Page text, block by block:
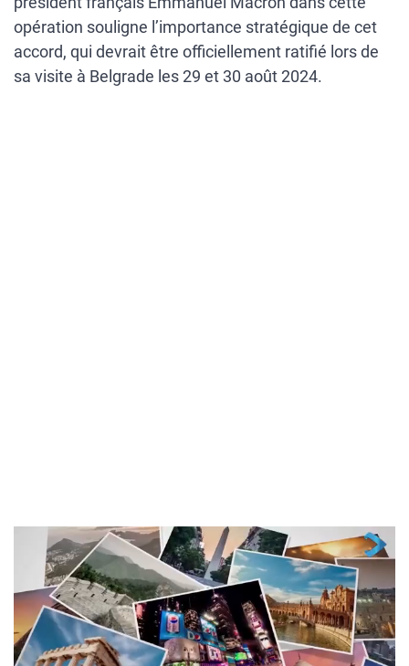
opération souligne l’importance stratégique de cet
accord, qui devrait être officiellement ratifié lors de
sa visite à Belgrade les 29 et 30 août 2024.